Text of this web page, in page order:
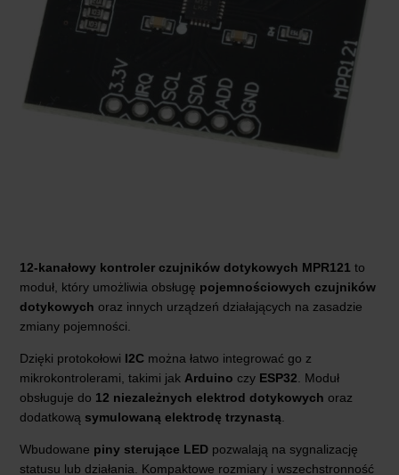
12-kanałowy kontroler czujników dotykowych MPR121 to
moduł, który umożliwia obsługę pojemnościowych czujników
dotykowych oraz innych urządzeń działających na zasadzie
zmiany pojemności.
Dzięki protokołowi I2C można łatwo integrować go z
mikrokontrolerami, takimi jak Arduino czy ESP32 . Moduł
obsługuje do 12 niezależnych elektrod dotykowych oraz
dodatkową symulowaną elektrodę trzynastą
Wbudowane piny sterujące LED pozwalają na sygnalizację
statusu lub działania. Kompaktowe rozmiary i wszechstronność